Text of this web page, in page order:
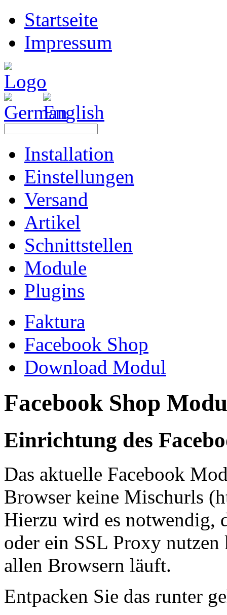
Startseite
Impressum
Installation
Einstellungen
Versand
Artikel
Schnittstellen
Module
Plugins
Faktura
Facebook Shop
Download Modul
Facebook Shop
Einrichtung des
Das aktuelle Facebook
Browser keine Mischurls
Hierzu wird es notwendig,
oder ein SSL Proxy
allen Browsern läuft.
Entpacken Sie das runter